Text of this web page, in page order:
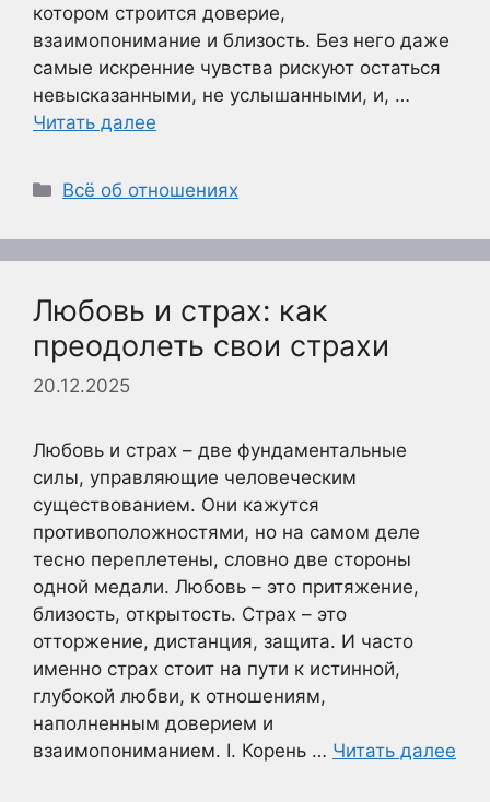
котором строится доверие,
взаимопонимание и близость. Без него даже
самые искренние чувства рискуют остаться
невысказанными, не услышанными, и, …
Читать далее
Рубрики
Всё об отношениях
Любовь и страх: как
преодолеть свои страхи
20.12.2025
Любовь и страх – две фундаментальные
силы, управляющие человеческим
существованием. Они кажутся
противоположностями, но на самом деле
тесно переплетены, словно две стороны
одной медали. Любовь – это притяжение,
близость, открытость. Страх – это
отторжение, дистанция, защита. И часто
именно страх стоит на пути к истинной,
глубокой любви, к отношениям,
наполненным доверием и
взаимопониманием. I. Корень … Читать далее